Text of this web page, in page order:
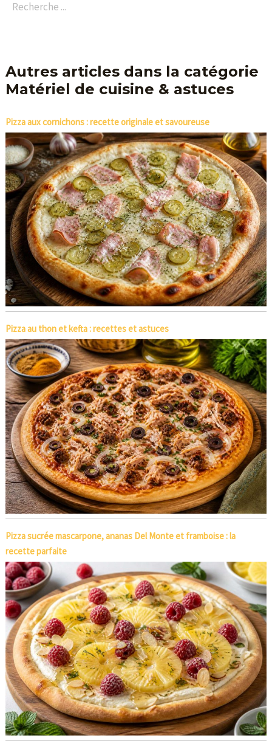
Autres articles dans la catégorie
Matériel de cuisine & astuces
Pizza aux cornichons : recette originale et savoureuse
Pizza au thon et kefta : recettes et astuces
Pizza sucrée mascarpone, ananas Del Monte et framboise : la
recette parfaite